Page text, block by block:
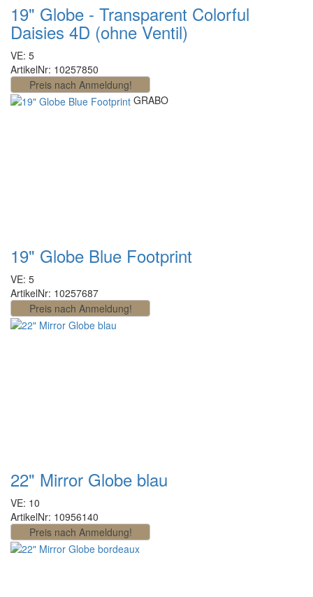
19" Globe - Transparent Colorful
Daisies 4D (ohne Ventil)
VE: 5
ArtikelNr: 10257850
GRABO
19" Globe Blue Footprint
VE: 5
ArtikelNr: 10257687
22" Mirror Globe blau
VE: 10
ArtikelNr: 10956140